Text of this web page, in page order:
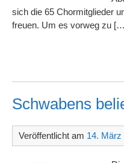
sich die 65 Chormitglieder
freuen. Um es vorweg zu
Schwabens
Veröffentlicht am 14. März